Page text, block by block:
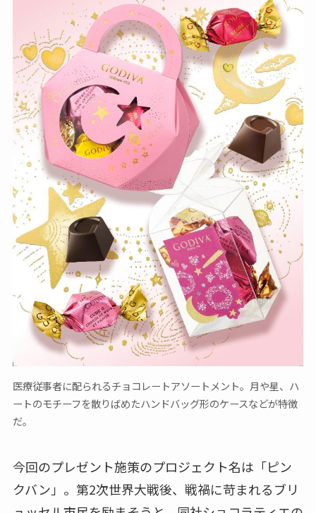
医療従事者に配られるチョコレートアソートメント。月や星、ハ
ートのモチーフを散りばめたハンドバッグ形のケースなどが特徴
だ。
今回のプレゼント施策のプロジェクト名は「ピン
クバン」。第2次世界大戦後、戦禍に苛まれるブリ